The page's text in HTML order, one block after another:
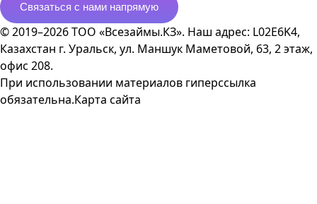
Связаться с нами напрямую
© 2019–2026 ТОО «Всезаймы.КЗ». Наш адрес: L02E6K4,
Казахстан г. Уральск, ул. Маншук Маметовой, 63, 2 этаж,
офис 208.
При использовании материалов гиперссылка
обязательна.Карта сайта